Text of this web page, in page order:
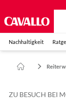
Nachhaltigkeit
ZU BESUCH BEI